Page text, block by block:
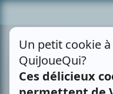
contenu